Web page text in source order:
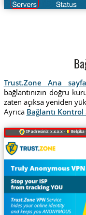
Trust.Zone Ana
bağlantınızın doğru
zaten açıksa yeniden
Ayrıca Bağlantı Kontrol
IP adresiniz: x.x.x.x · Belçika